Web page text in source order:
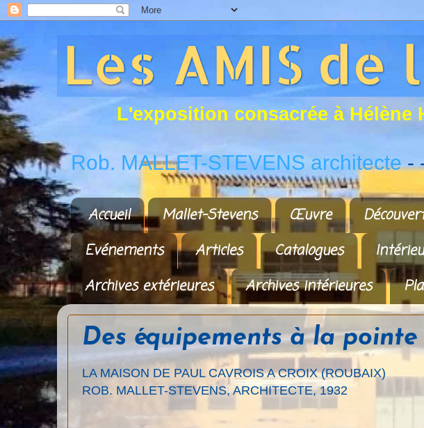
L'exposition consacrée à Hé ène
Rob. MALLET-STEVENS architecte-
Accueil Mallet-Stevens Œuvre
Evénements
Articles Catalogues
Archives extérieures
Archives intérieures
Des équipements à la
LA MAISON DE PAUL CAVROIS A CROIX (ROUBAIX)
ROB. MALLET-STEVENS, ARCHITECTE, 1932